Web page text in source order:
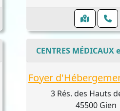
3 Rés. des Hauts
45500 Gien